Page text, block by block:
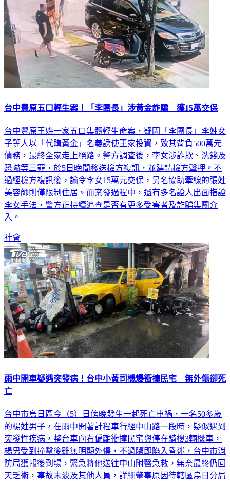
台中豐原五口輕生案！「李團長」涉黃金詐騙 獲15萬交保
台中豐原王姓一家五口集體輕生命案，疑因「李團長」李姓女
子等人以「代購黃金」名義誘使王家投資，致其背負500萬元
債務，最終全家走上絕路。警方調查後，李女涉詐欺、洗錢及
恐嚇等三罪，於5日晚間移送檢方複訊，並建請檢方聲押。不
過經檢方複訊後，諭令李女15萬元交保，另名協助牽線的張姓
美容師則僅限制住居。而案發過程中，還有多名證人出面指證
李女手法，警方正持續追查是否有更多受害者及詐騙集團介
入。
社會
雨中開車疑遇突發病！台中小黃司機爆衝撞民宅 無外傷卻死
亡
台中市烏日區今（5）日傍晚發生一起死亡車禍，一名50多歲
的楊姓男子，在雨中開著計程車行經中山路一段時，疑似遇到
突發性疾病，整台車向右偏離衝撞民宅與停在騎樓3輛機車，
楊男受到撞擊後雖無明顯外傷，不過隨即陷入昏迷，台中市消
防局獲報後到場，緊急將他送往中山附醫急救，無奈最終仍回
天乏術，事故未波及其他人員，詳細肇事原因待轄區烏日分局